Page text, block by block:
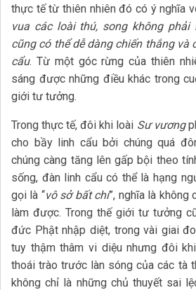
thực tế từ thiên nhiên đó có ý nghĩa
vua các loài thú, song không
cũng có thể dễ dàng chiến thắng và
cẩu. Từ một góc rừng của thiên
sáng được những điều khác trong
giới tư tưởng.
Trong thực tế, đôi khi loài Sư vương
cho bầy linh cẩu bởi chúng quá
chúng càng tăng lên gấp bội theo
sống, đàn linh cẩu có thể là hạng
gọi là “vô sở bất chí”, nghĩa là không
làm được. Trong thế giới tư tưởng
đức Phật nhập diệt, trong vài giai
tuy thậm thâm vi diệu nhưng đôi
thoái trào trước làn sóng của các tà
không chỉ là những chủ thuyết sai